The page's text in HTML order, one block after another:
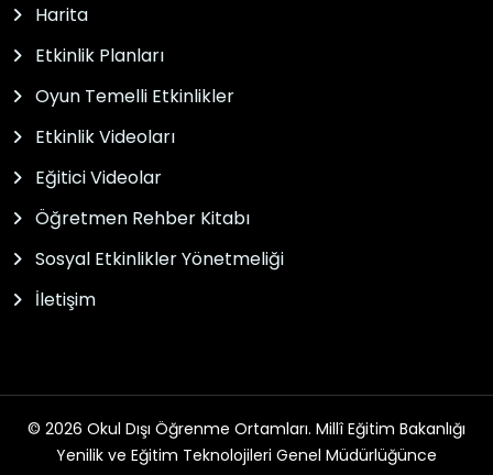
Harita
Etkinlik Planları
Oyun Temelli Etkinlikler
Etkinlik Videoları
Eğitici Videolar
Öğretmen Rehber Kitabı
Sosyal Etkinlikler Yönetmeliği
İletişim
© 2026 Okul Dışı Öğrenme Ortamları. Millî Eğitim Bakanlığı
Yenilik ve Eğitim Teknolojileri Genel Müdürlüğünce